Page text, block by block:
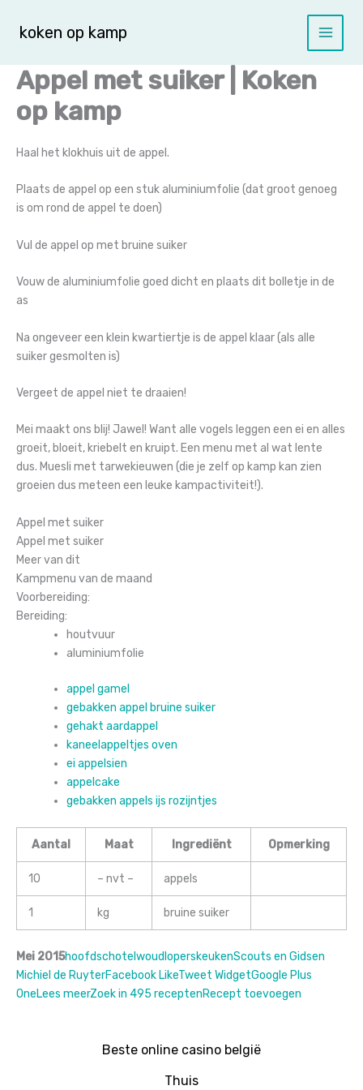
naar
inhoud
koken op kamp
Appel met suiker | Koken
op kamp
Haal het klokhuis uit de appel.
Plaats de appel op een stuk aluminiumfolie (dat groot genoeg
is om rond de appel te doen)
Vul de appel op met bruine suiker
Vouw de aluminiumfolie goed dicht en plaats dit bolletje in de
as
Na ongeveer een klein kwartiertje is de appel klaar (als alle
suiker gesmolten is)
Vergeet de appel niet te draaien!
Mei maakt ons blij! Jawel! Want alle vogels leggen een ei en alles
groeit, bloeit, kriebelt en kruipt. Een menu met al wat lente
dus. Muesli met tarwekieuwen (die je zelf op kamp kan zien
groeien dus meteen een leuke kampactiviteit!).
Appel met suiker
Appel met suiker
Meer van dit
Kampmenu van de maand
Voorbereiding:
Bereiding:
houtvuur
aluminiumfolie
appel gamel
gebakken appel bruine suiker
gehakt aardappel
kaneelappeltjes oven
ei appelsien
appelcake
gebakken appels ijs rozijntjes
Aantal Maat Ingrediënt Opmerking
10 – nvt – appels
1 kg bruine suiker
Mei 2015hoofdschotel woudloperskeukenScouts en Gidsen
Michiel de RuyterFacebook LikeTweet WidgetGoogle Plus
OneLees meerZoek in 495 receptenRecept toevoegen
Beste online casino belgië
Thuis